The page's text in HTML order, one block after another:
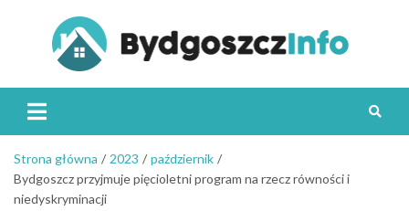
Strona główna 2023
październik
Bydgoszcz przyjmuje pięcioletni program na rzecz równości i
niedyskryminacji